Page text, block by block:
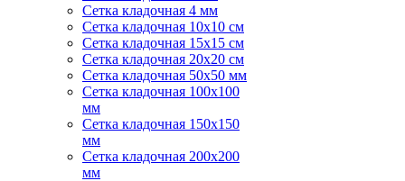
Сетка кладочная 4 мм
Сетка кладочная 10x10 см
Сетка кладочная 15x15 см
Сетка кладочная 20x20 см
Сетка кладочная 50x50 мм
Сетка кладочная 100x100
мм
Сетка кладочная 150x150
мм
Сетка кладочная 200x200
мм